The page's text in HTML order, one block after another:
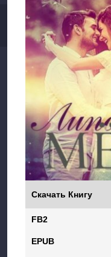
Скачать Книгу
FB2
EPUB